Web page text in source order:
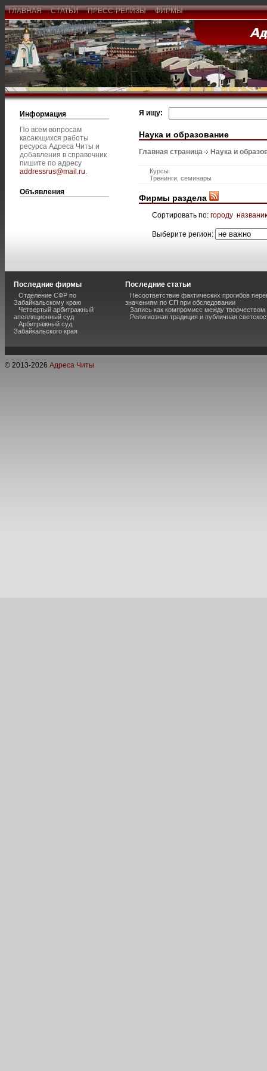
ГЛАВНАЯ СТАТЬИ ПРЕСС-РЕЛИЗЫ ФИРМЫ
Информация
По всем вопросам
касающихся работы
ресурса Адреса Читы и
добавления в справочник
пишите по адресу
addressrus@mail.ru.
Объявления
Я ищу:
Наука и образование
Главная страница Наука и
Курсы
Тренинги, семинары
Фирмы раздела
Сортировать по: городу
Выберите регион:
Последние фирмы
Отделение СФР по
Забайкальскому краю
Четвертый арбитражный
апелляционный суд
Арбитражный суд
Забайкальского края
Последние статьи
Несоответствие фактических прогибов
значениям по СП при обследовании
Запись как компромисс между
Религиозная традиция и публичная
© 2013-2026 Адреса Читы